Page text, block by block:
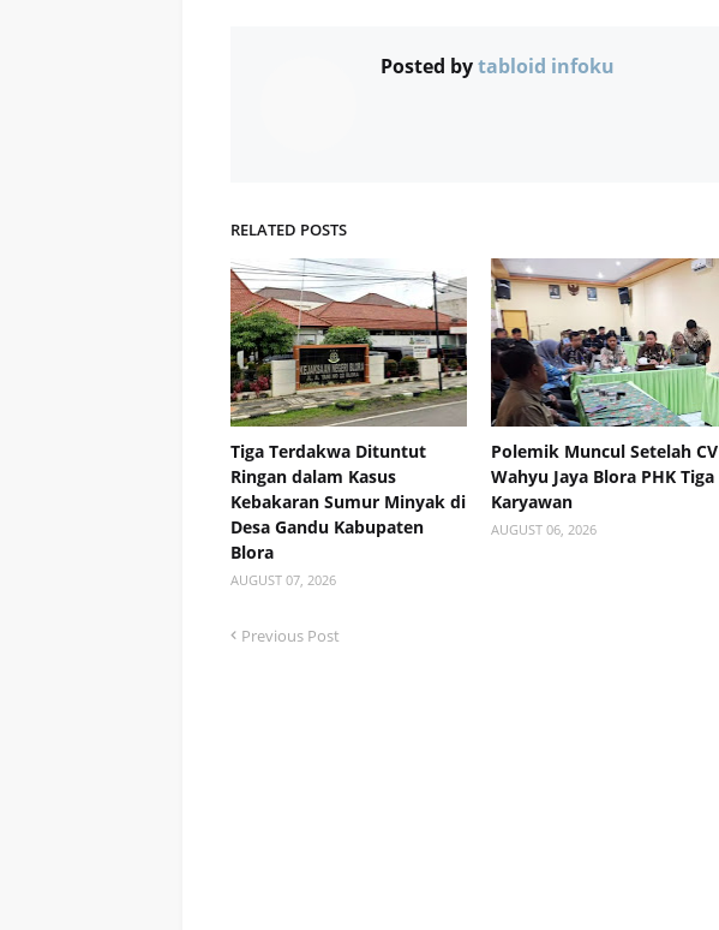
Posted bytabloid infoku
RELATED POSTS
Tiga Terdakwa Dituntut
Ringan dalam Kasus
Kebakaran Sumur Minyak di
Desa Gandu Kabupaten
Blora
AUGUST 07, 2026
Polemik Muncul Setelah CV
Wahyu Jaya Blora PHK Tiga
Karyawan
AUGUST 06, 2026
Previous Post